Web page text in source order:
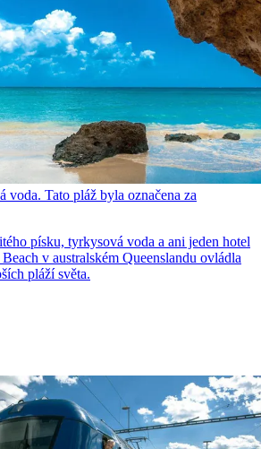
voda. Tato pláž byla označena za
písku, tyrkysová voda a ani jeden hotel
v australském Queenslandu ovládla
pláží světa.